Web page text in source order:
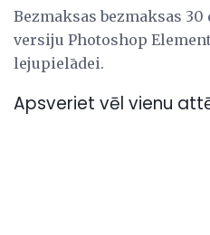
Bezmaksas bezmaksas
versiju Photoshop
lejupielādei.
Apsveriet vēl vienu